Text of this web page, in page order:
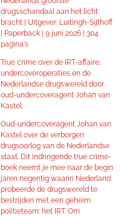
drugsschandaal aan het licht
bracht | Uitgever: Luitingh-Sijthoff
| Paperback | 9 juni 2026 | 304
pagina's
True crime over de IRT-affaire,
undercoveroperaties en de
Nederlandse drugswereld door
oud-undercoveragent Johan van
Kastel.
Oud-undercoveragent Johan van
Kastel over de verborgen
drugsoorlog van de Nederlandse
staat. Dit indringende true crime-
boek neemt je mee naar de begin
jaren negentig waarin Nederland
probeerde de drugswereld te
bestrijden met een geheim
politieteam: het IRT. Om